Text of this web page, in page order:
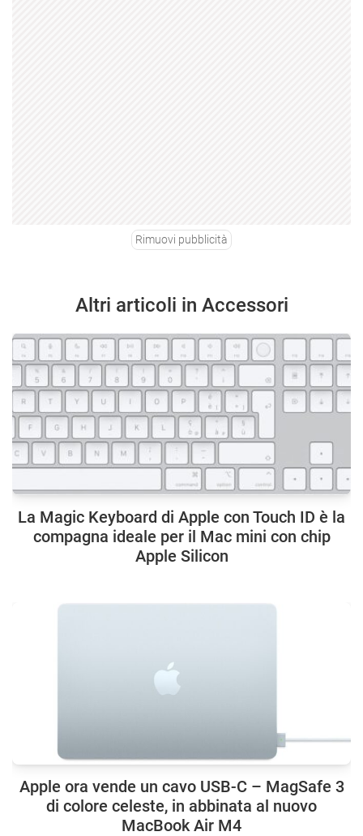
Rimuovi pubblicità
Altri articoli in Accessori
La Magic Keyboard di Apple con Touch ID è la
compagna ideale per il Mac mini con chip
Apple Silicon
Apple ora vende un cavo USB-C – MagSafe 3
di colore celeste, in abbinata al nuovo
MacBook Air M4